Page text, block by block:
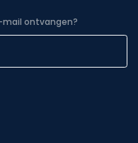
ontvangen?